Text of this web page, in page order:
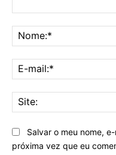
Salvar o meu nome,
próxima vez que eu